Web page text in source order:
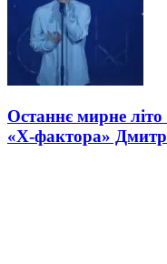
Останнє мирне літо
«Х-фактора»